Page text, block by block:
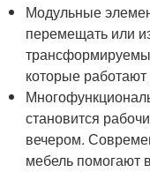
Модульные
перемещать или
которые работают
становится
вечером.
мебель помогают